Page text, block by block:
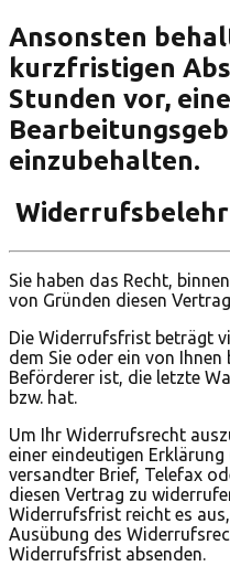
Ansonsten
kurzfristigen
Stunden vor, eine
einzubehalten.
Sie haben das Recht,
von Gründen diesen
Die Widerrufsfrist beträgt
dem Sie oder ein von
Beförderer ist, die letzte
bzw. hat.
Um Ihr Widerrufsrecht
einer eindeutigen
versandter Brief, Telefax
diesen Vertrag zu
Widerrufsfrist reicht es
Ausübung des
Widerrufsfrist absenden.